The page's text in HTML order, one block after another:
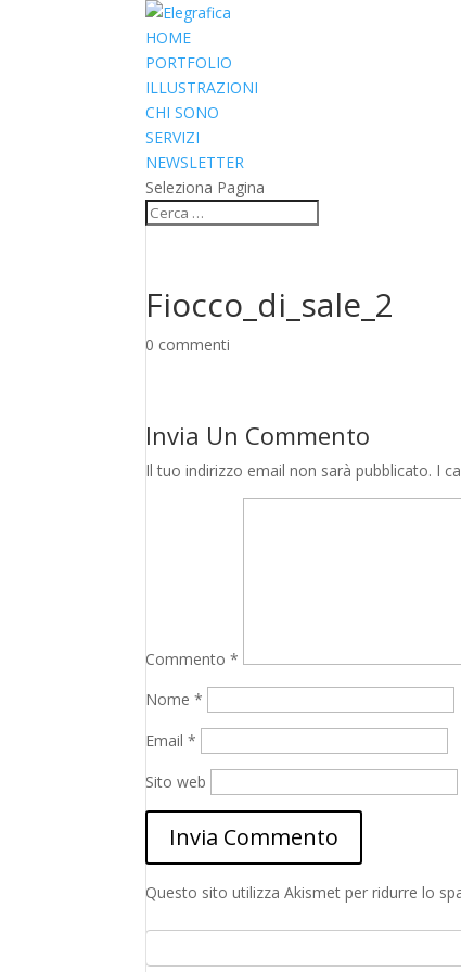
HOME
PORTFOLIO
ILLUSTRAZIONI
CHI SONO
SERVIZI
NEWSLETTER
Seleziona Pagina
Fiocco_di_sale_2
0 commenti
Invia Un Commento
Il tuo indirizzo email non sarà pubblicato. I
Commento*
Nome*
Email*
Sito web
Questo sito utilizza Akismet per ridurre lo